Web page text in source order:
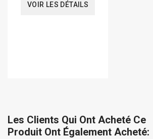
VOIR LES DÉTAILS
Les Clients Qui Ont Acheté Ce
Produit Ont Également Acheté: